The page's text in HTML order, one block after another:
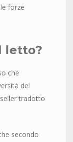
forze
letto?
che
del
tradotto
secondo